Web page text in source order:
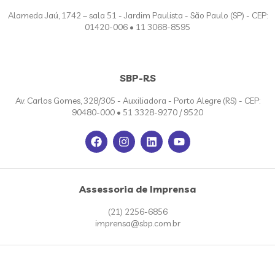
Alameda Jaú, 1742 – sala 51 - Jardim Paulista - São Paulo (SP) - CEP:
01420-006 • 11 3068-8595
SBP-RS
Av. Carlos Gomes, 328/305 - Auxiliadora - Porto Alegre (RS) - CEP:
90480-000 • 51 3328-9270 / 9520
Assessoria de Imprensa
(21) 2256-6856
imprensa@sbp.com.br